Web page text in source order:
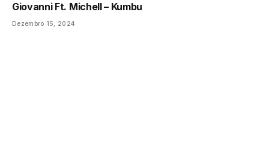
Giovanni Ft. Michell – Kumbu
Dezembro 15, 2024